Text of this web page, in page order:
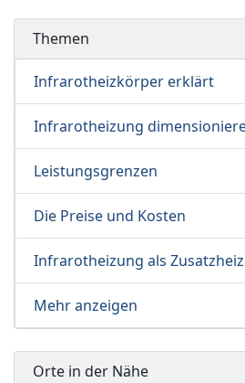
Themen
Infrarotheizkörper erklärt
Infrarotheizung
Leistungsgrenzen
Die Preise und Kosten
Infrarotheizung als
Mehr anzeigen
Orte in der Nähe